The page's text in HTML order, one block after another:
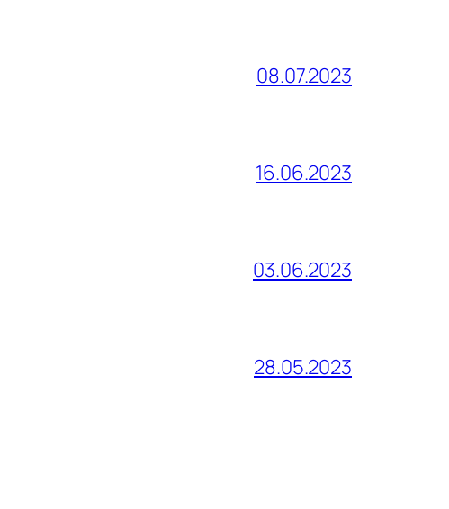
08.07.2023
16.06.2023
03.06.2023
28.05.2023